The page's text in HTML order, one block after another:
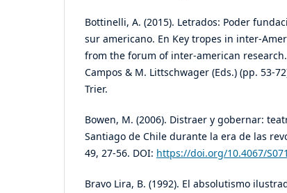
Bottinelli, A. (2015). Letrados: Poder
sur americano. En Key tropes in inter-
from the forum of inter-american research.
Campos & M. Littschwager (Eds.) (pp. 53-
Trier.
Bowen, M. (2006). Distraer y gobernar:
Santiago de Chile durante la era de las
49, 27-56. DOI: https://doi.org/10.4067/
Bravo Lira, B. (1992). El absolutismo